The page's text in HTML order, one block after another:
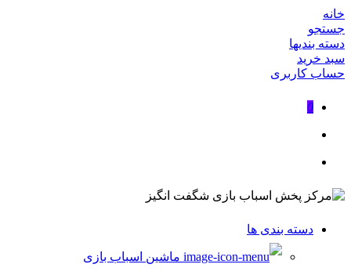
خانه
جستجو
دسته بندیها
سبد خرید
حساب کاربری
0
دسته بندی ها
ماشین اسباب بازی